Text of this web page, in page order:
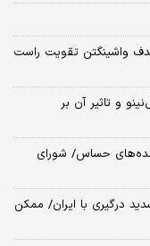
واشینگتن تقویت راست
و تاثیر آن بر
حساس/ شورای
درگیری با ایران/ ممکن